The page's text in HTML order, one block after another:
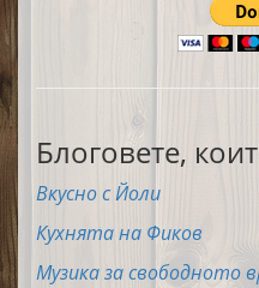
Блоговете,
Вкусно с Йоли
Кухнята на Фиков
Музика за свободното